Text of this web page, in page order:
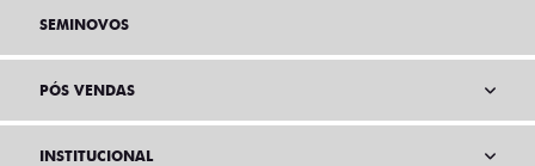
SEMINOVOS
PÓS VENDAS
INSTITUCIONAL